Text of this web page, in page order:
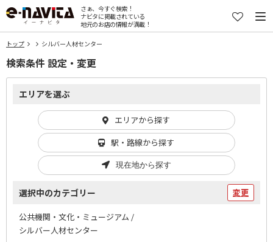
さぁ、今すぐ検索！
ナビタに掲載されている
地元のお店の情報が満載！
トップ シルバー人材センター
検索条件 設定・変更
エリアを選ぶ
エリアから探す
駅・路線から探す
現在地から探す
選択中のカテゴリー 変更
公共機関・文化・ミュージアム /
シルバー人材センター